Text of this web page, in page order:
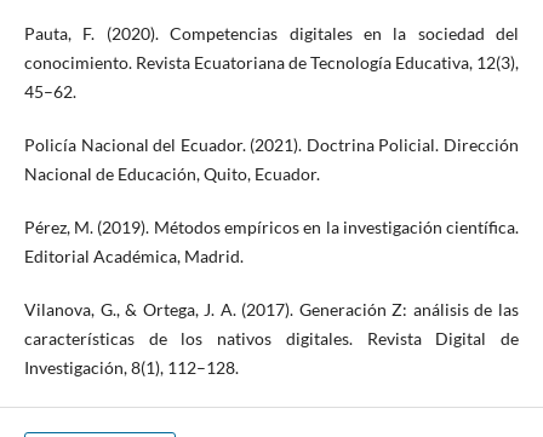
Pauta, F. (2020). Competencias digitales en la sociedad del
conocimiento. Revista Ecuatoriana de Tecnología Educativa, 12(3),
45–62.
Policía Nacional del Ecuador. (2021). Doctrina Policial. Dirección
Nacional de Educación, Quito, Ecuador.
Pérez, M. (2019). Métodos empíricos en la investigación científica.
Editorial Académica, Madrid.
Vilanova, G., & Ortega, J. A. (2017). Generación Z: análisis de las
características de los nativos digitales. Revista Digital de
Investigación, 8(1), 112–128.